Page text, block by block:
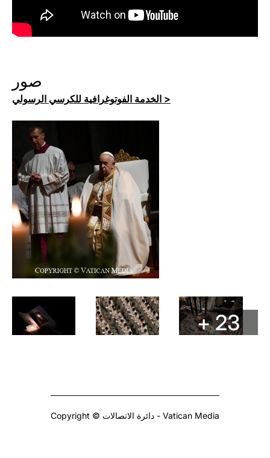
صور
الخدمة الفوتوغرافية للكرسي الرسولي >
+ 23
Copyright © دائرة الاتصالات - Vatican Media